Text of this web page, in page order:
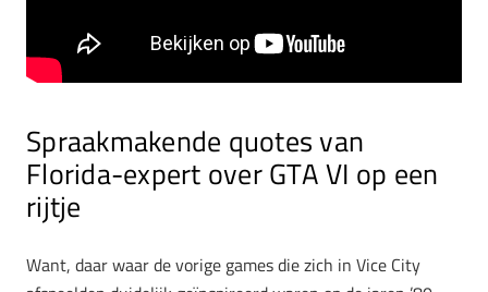
Spraakmakende quotes van
Florida-expert over GTA VI op een
rijtje
Want, daar waar de vorige games die zich in Vice City